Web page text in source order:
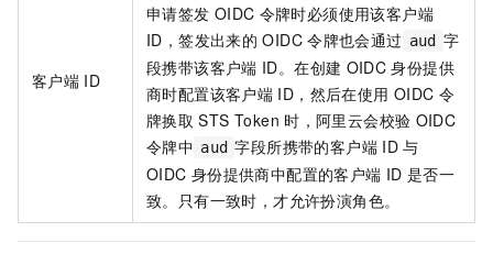
客户端 ID
申请签发 OIDC 令牌时必须使用该客户端
ID，签发出来的 OIDC 令牌也会通过 aud 字
段携带该客户端 ID。在创建 OIDC 身份提供
商时配置该客户端 ID，然后在使用 OIDC 令
牌换取 STS Token 时，阿里云会校验 OIDC
令牌中 aud 字段所携带的客户端 ID 与
OIDC 身份提供商中配置的客户端 ID 是否一
致。只有一致时，才允许扮演角色。